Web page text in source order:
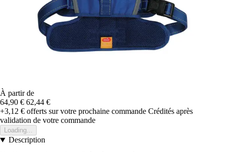
À partir de
64,90 € 62,44 €
+3,12 € offerts sur votre prochaine commande Crédités après
validation de votre commande
Loading...
Description